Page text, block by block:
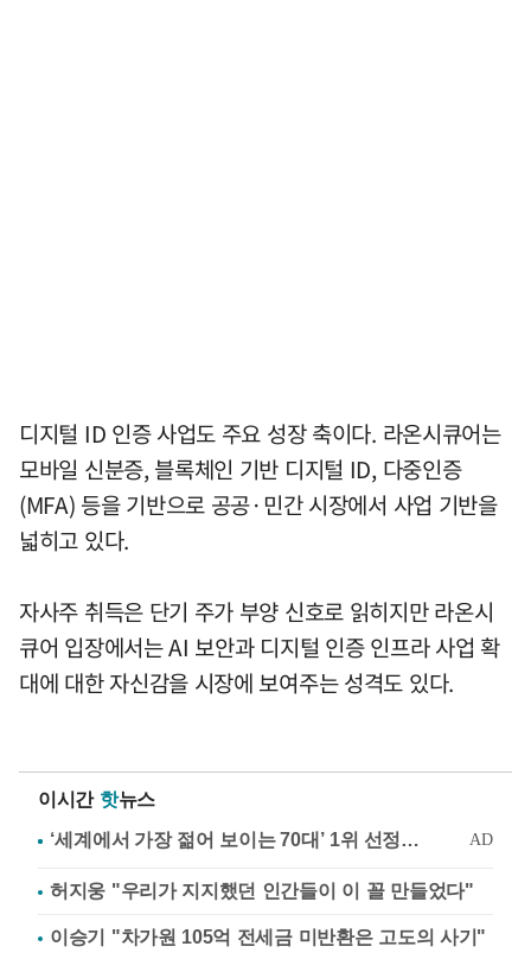
디지털 ID 인증 사업도 주요 성장 축이다. 라온시큐어는
모바일 신분증, 블록체인 기반 디지털 ID, 다중인증
(MFA) 등을 기반으로 공공·민간 시장에서 사업 기반을
넓히고 있다.
자사주 취득은 단기 주가 부양 신호로 읽히지만 라온시
큐어 입장에서는 AI 보안과 디지털 인증 인프라 사업 확
대에 대한 자신감을 시장에 보여주는 성격도 있다.
이시간 핫뉴스
허지웅 "우리가 지지했던 인간들이 이 꼴 만들었다"
이승기 "차가원 105억 전세금 미반환은 고도의 사기"